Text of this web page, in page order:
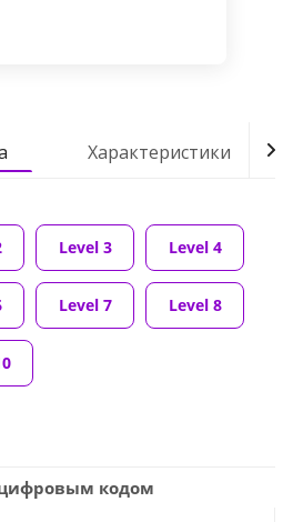
Характеристики
Level 3 Level 4
Level 7 Level 8
кодом